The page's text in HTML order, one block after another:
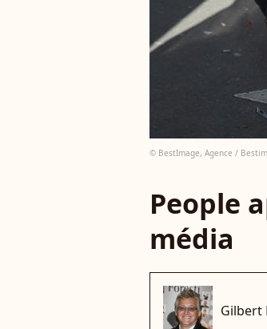
© BestImage, Agence /
People
média
Gilbert